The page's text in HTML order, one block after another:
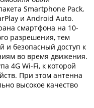
Smartphone Pack,
и Android Auto.
смартфона на 10-
разрешения, тем
и безопасный доступ к
во время движения.
4G Wi-Fi, к которой
При этом антенна
высокое качество